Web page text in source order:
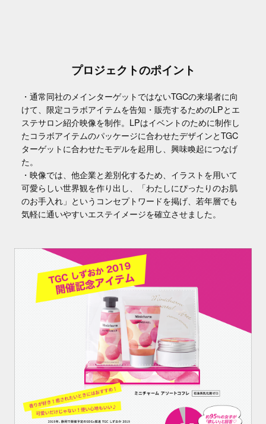
プロジェクトのポイント
・通常同社のメインターゲットではないTGCの来場者に向
けて、限定コラボアイテムを告知・販売するためのLPとエ
ステサロン紹介映像を制作。LPはイベントのために制作し
たコラボアイテムのパッケージに合わせたデザインとTGC
ターゲットに合わせたモデルを起用し、興味喚起につなげ
た。
・映像では、他企業と差別化するため、イラストを用いて
可愛らしい世界観を作り出し、「わたしにぴったりのお肌
のお手入れ」というコンセプトワードを掲げ、若年層でも
気軽に通いやすいエステイメージを確立させました。